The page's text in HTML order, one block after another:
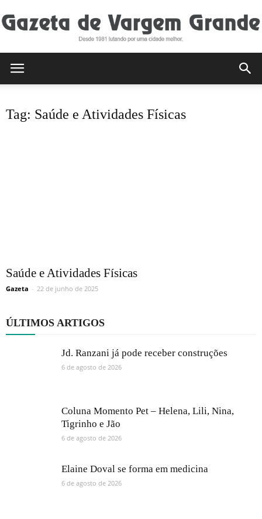
Tag: Saúde e Atividades Físicas
Saúde e Atividades Físicas
Gazeta - 22 de junho de 2025
ÚLTIMOS ARTIGOS
Jd. Ranzani já pode receber construções
6 de agosto de 2026
Coluna Momento Pet – Helena, Lili, Nina,
Tigrinho e Jão
6 de agosto de 2026
Elaine Doval se forma em medicina
6 de agosto de 2026